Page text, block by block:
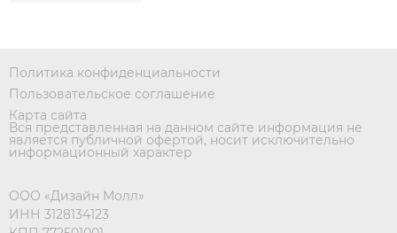
Политика конфиденциальности
Пользовательское соглашение
Карта сайта
Вся представленная на данном сайте информация не
является публичной офертой, носит исключительно
информационный характер
ООО «Дизайн Молл»
ИНН 3128134123